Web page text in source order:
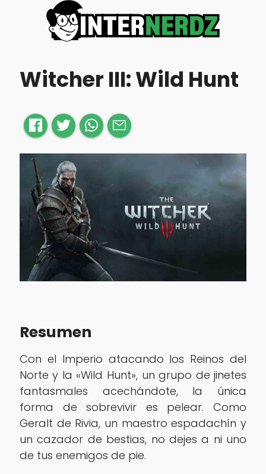
Witcher III: Wild Hunt
Resumen
Con el Imperio atacando los Reinos del
Norte y la «Wild Hunt», un grupo de jinetes
fantasmales acechándote, la única
forma de sobrevivir es pelear. Como
Geralt de Rivia, un maestro espadachín y
un cazador de bestias, no dejes a ni uno
de tus enemigos de pie.